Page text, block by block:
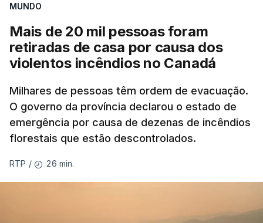
MUNDO
Mais de 20 mil pessoas foram
retiradas de casa por causa dos
violentos incêndios no Canadá
Milhares de pessoas têm ordem de evacuação.
O governo da província declarou o estado de
emergência por causa de dezenas de incêndios
florestais que estão descontrolados.
RTP / 26 min.